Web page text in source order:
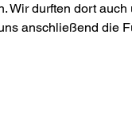
Wir durften dort
anschließend die